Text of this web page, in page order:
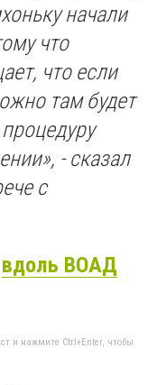
начали
что
что если
там будет
- сказал
с
вдоль ВОАД
и нажмите Ctrl+Enter, чтобы